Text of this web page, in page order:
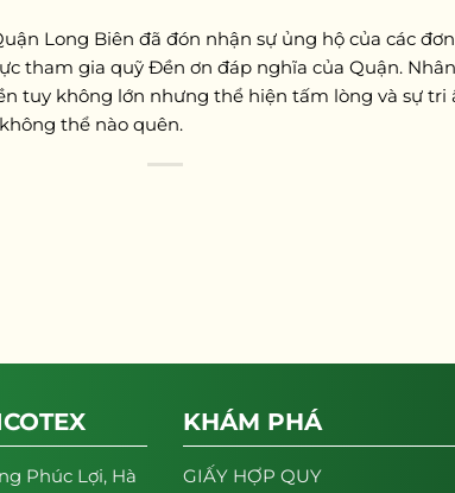
Long Biên đã đón nhận sự ủng hộ của các
tham gia quỹ Đền ơn đáp nghĩa của Quận.
tuy không lớn nhưng thể hiện tấm lòng và sự
thể nào quên.
Phúc Lợi, Hà
KHÁM PHÁ
GIẤY HỢP QUY